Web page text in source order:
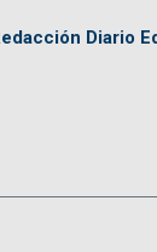
Diario